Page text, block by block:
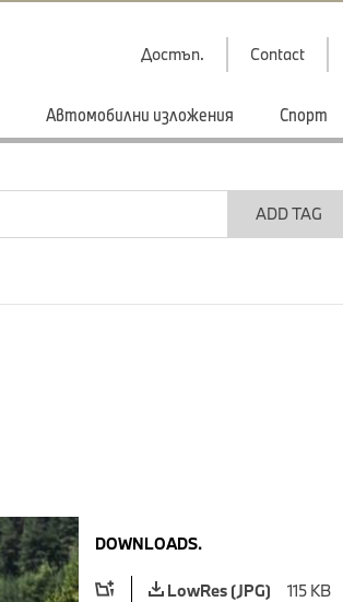
Достъп. Contact
Автомобилни изложения Спорт
ADD TAG
DOWNLOADS.
LowRes (JPG)
115 KB